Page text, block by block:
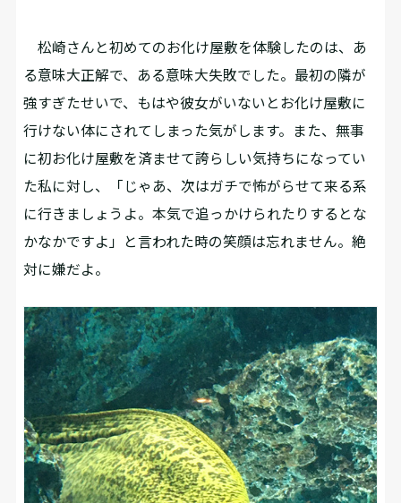
松崎さんと初めてのお化け屋敷を体験したのは、あ
る意味大正解で、ある意味大失敗でした。最初の隣が
強すぎたせいで、もはや彼女がいないとお化け屋敷に
行けない体にされてしまった気がします。また、無事
に初お化け屋敷を済ませて誇らしい気持ちになってい
た私に対し、「じゃあ、次はガチで怖がらせて来る系
に行きましょうよ。本気で追っかけられたりするとな
かなかですよ」と言われた時の笑顔は忘れません。絶
対に嫌だよ。